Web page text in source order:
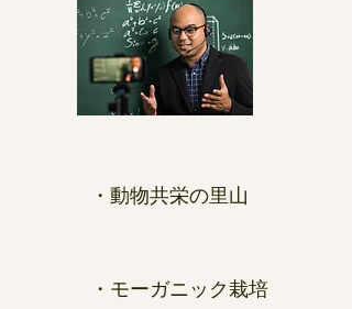
・動物共栄の里山
・モーガニック栽培